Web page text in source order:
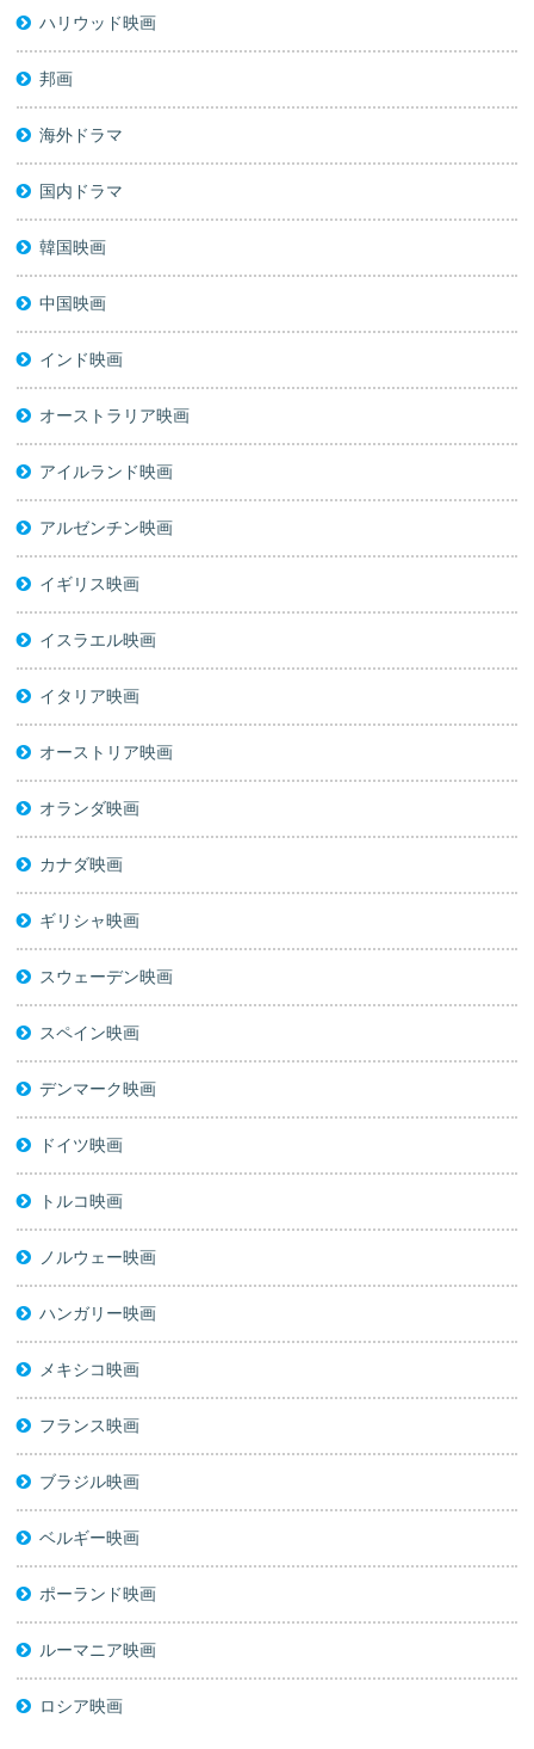
ハリウッド映画
邦画
海外ドラマ
国内ドラマ
韓国映画
中国映画
インド映画
オーストラリア映画
アイルランド映画
アルゼンチン映画
イギリス映画
イスラエル映画
イタリア映画
オーストリア映画
オランダ映画
カナダ映画
ギリシャ映画
スウェーデン映画
スペイン映画
デンマーク映画
ドイツ映画
トルコ映画
ノルウェー映画
ハンガリー映画
メキシコ映画
フランス映画
ブラジル映画
ベルギー映画
ポーランド映画
ルーマニア映画
ロシア映画